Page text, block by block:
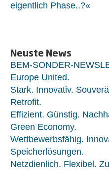
eigentlich Phase..?«
Neuste News
BEM-SONDER-
Europe United.
Stark. Innovativ.
Retrofit.
Effizient. Günstig.
Green Economy.
Wettbewerbsfähig.
Speicherlösungen.
Netzdienlich. Flexibel.